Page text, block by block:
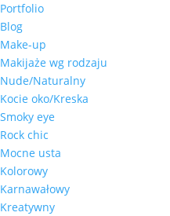
Portfolio
Blog
Make-up
Makijaże wg rodzaju
Nude/Naturalny
Kocie oko/Kreska
Smoky eye
Rock chic
Mocne usta
Kolorowy
Karnawałowy
Kreatywny